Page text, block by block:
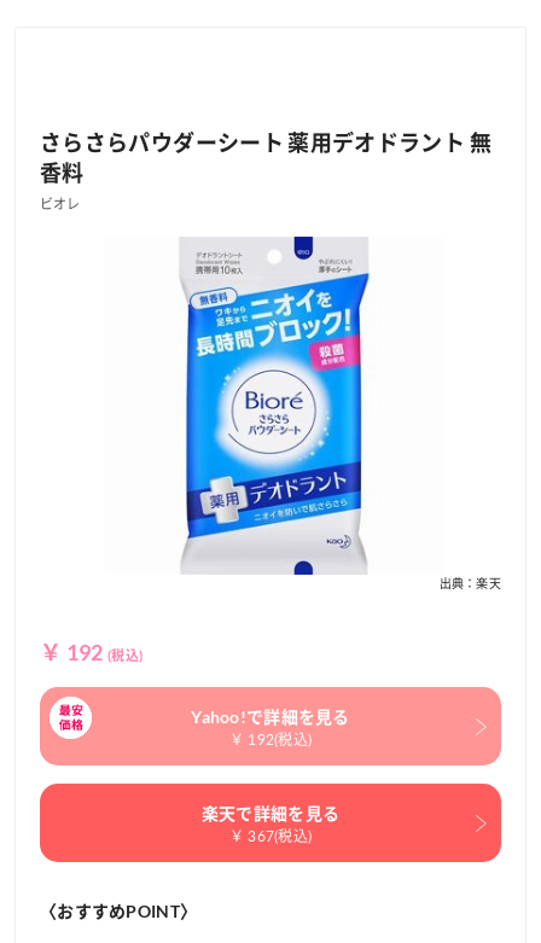
さらさらパウダーシート 薬用デオドラント 無
香料
ビオレ
出典：楽天
￥ 192 (税込)
Yahoo!で詳細を見る
￥ 192(税込)
楽天で詳細を見る
￥ 367(税込)
〈おすすめPOINT〉